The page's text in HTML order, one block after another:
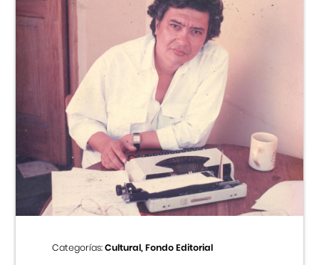
Categorías:Cultural, Fondo Editorial